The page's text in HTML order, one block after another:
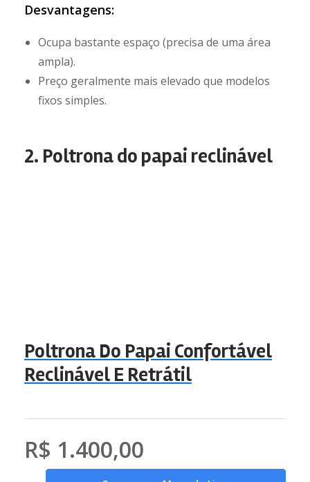
Desvantagens:
Ocupa bastante espaço (precisa de uma área
ampla).
Preço geralmente mais elevado que modelos
fixos simples.
2. Poltrona do papai reclinável
Poltrona Do Papai Confortável
Reclinável E Retrátil
R$ 1.400,00